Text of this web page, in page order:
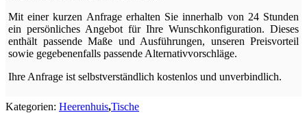
Mit einer kurzen Anfrage erhalten Sie innerhalb von 24 Stunden
ein persönliches Angebot für Ihre Wunschkonfiguration. Dieses
enthält passende Maße und Ausführungen, unseren Preisvorteil
sowie gegebenenfalls passende Alternativvorschläge.
Ihre Anfrage ist selbstverständlich kostenlos und unverbindlich.
Kategorien: Heerenhuis,Tische